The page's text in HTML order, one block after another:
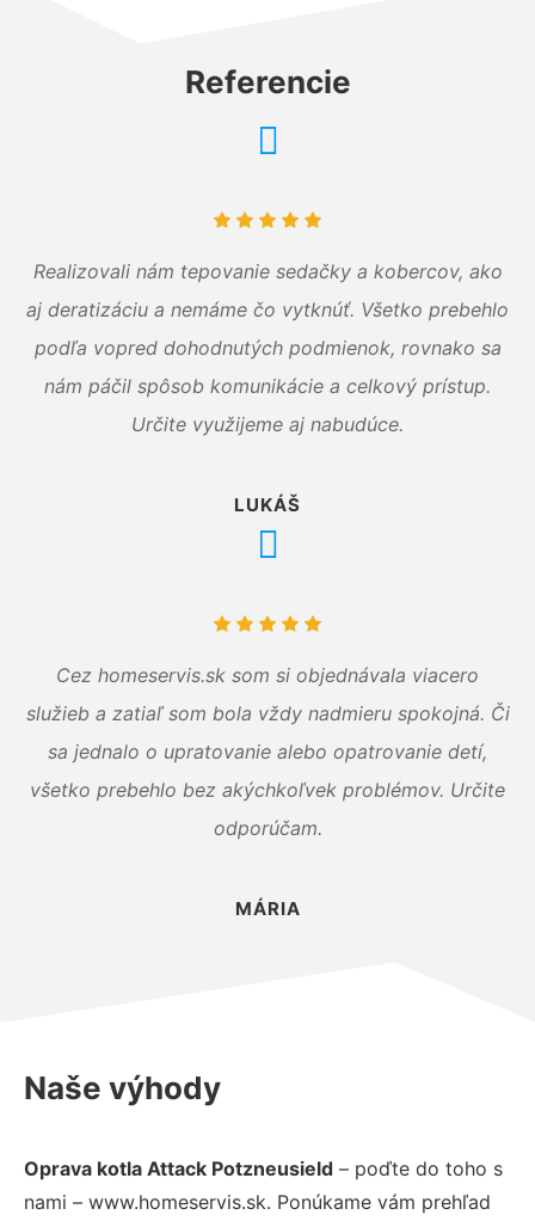
Referencie
Realizovali nám tepovanie sedačky a kobercov, ako
aj deratizáciu a nemáme čo vytknúť. Všetko prebehlo
podľa vopred dohodnutých podmienok, rovnako sa
nám páčil spôsob komunikácie a celkový prístup.
Určite využijeme aj nabudúce.
LUKÁŠ
Cez homeservis.sk som si objednávala viacero
služieb a zatiaľ som bola vždy nadmieru spokojná. Či
sa jednalo o upratovanie alebo opatrovanie detí,
všetko prebehlo bez akýchkoľvek problémov. Určite
odporúčam.
MÁRIA
Naše výhody
Oprava kotla Attack Potzneusield – poďte do toho s
nami – www.homeservis.sk. Ponúkame vám prehľad